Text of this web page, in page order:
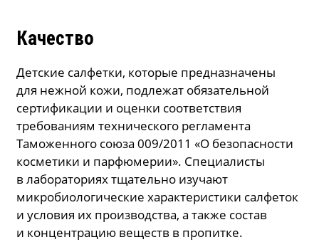
Качество
Детские салфетки, которые предназначены
для нежной кожи, подлежат обязательной
сертификации и оценки соответствия
требованиям технического регламента
Таможенного союза 009/2011 «О безопасности
косметики и парфюмерии». Специалисты
в лабораториях тщательно изучают
микробиологические характеристики салфеток
и условия их производства, а также состав
и концентрацию веществ в пропитке.